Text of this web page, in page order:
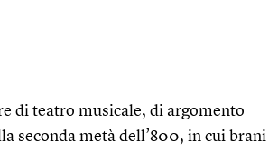
di teatro musicale, di argomento
seconda metà dell’800, in cui brani